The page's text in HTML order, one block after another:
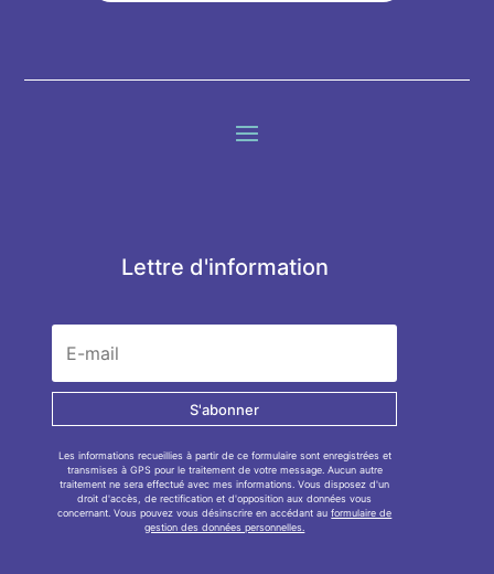
Lettre d'information
S'abonner
Les informations recueillies à partir de ce formulaire sont enregistrées et
transmises à GPS pour le traitement de votre message. Aucun autre
traitement ne sera effectué avec mes informations. Vous disposez d'un
droit d'accès, de rectification et d'opposition aux données vous
concernant. Vous pouvez vous désinscrire en accédant auformulaire de
gestion des données personnelles.